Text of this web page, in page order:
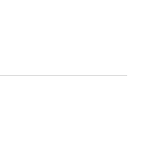
dat je blij bent met